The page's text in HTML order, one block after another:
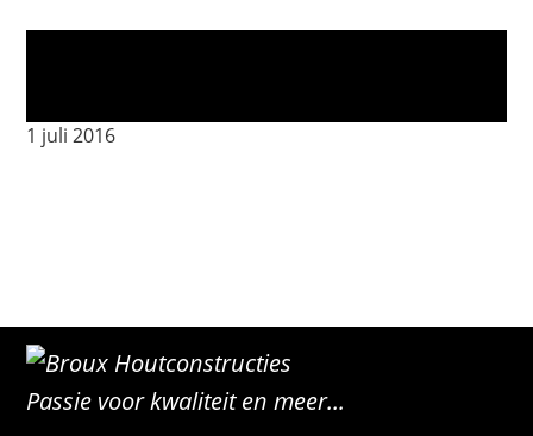
1 juli 2016
Passie voor kwaliteit en meer...